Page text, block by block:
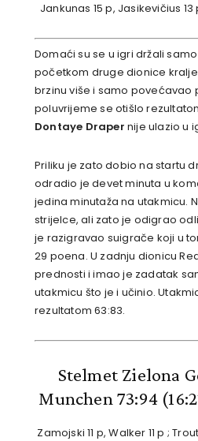
Jankunas 15 p, Jasikevičius 13
Domaći su se u igri držali
početkom druge dionice
brzinu više i samo povećavao
poluvrijeme se otišlo
Dontaye Draper nije ulazio u
Priliku je zato dobio na startu
odradio je devet minuta u
jedina minutaža na utakmicu.
strijelce, ali zato je odigrao
je razigravao suigrače koji u
29 poena. U zadnju dionicu
prednosti i imao je zadatak
utakmicu što je i učinio.
rezultatom 63:83.
Stelmet Zielona
Munchen 73:94
Zamojski 11 p, Walker 11 p ;